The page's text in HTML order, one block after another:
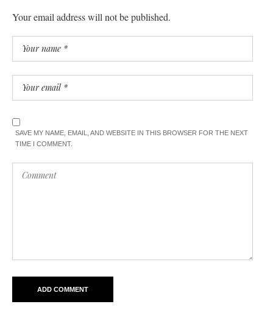
Your email address will not be published.
SAVE MY NAME, EMAIL, AND WEBSITE IN THIS BROWSER FOR THE NEXT
TIME I COMMENT.